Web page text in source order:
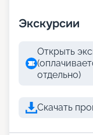
Экскурсии
Открыть
отдельно)
Скачать